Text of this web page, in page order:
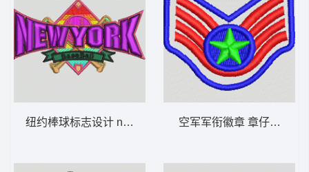
纽约棒球标志设计 new york 章仔标志布贴
空军军衔徽章 章仔标志布